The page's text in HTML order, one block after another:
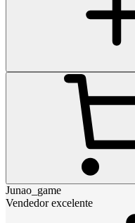
Junao_game
Vendedor excelente